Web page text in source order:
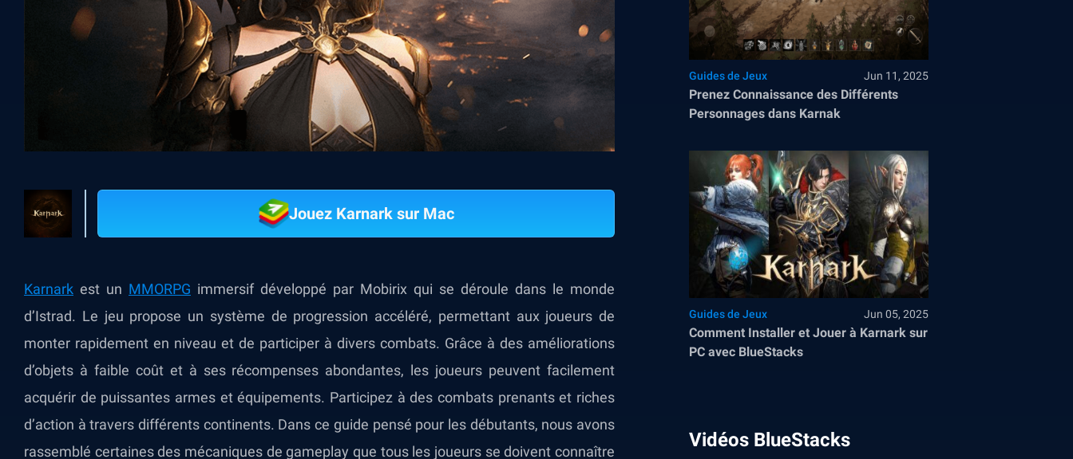
Jouez Karnark sur Mac
Karnark est un MMORPG immersif développé par Mobirix qui se déroule dans le monde
d’Istrad. Le jeu propose un système de progression accéléré, permettant aux joueurs de
monter rapidement en niveau et de participer à divers combats. Grâce à des améliorations
d’objets à faible coût et à ses récompenses abondantes, les joueurs peuvent facilement
acquérir de puissantes armes et équipements. Participez à des combats prenants et riches
d’action à travers différents continents. Dans ce guide pensé pour les débutants, nous avons
rassemblé certaines des mécaniques de gameplay que tous les joueurs se doivent connaître
Guides de Jeux Jun 11, 2025
Prenez Connaissance des Différents
Personnages dans Karnak
Guides de Jeux Jun 05, 2025
Comment Installer et Jouer à Karnark sur
PC avec BlueStacks
Vidéos BlueStacks